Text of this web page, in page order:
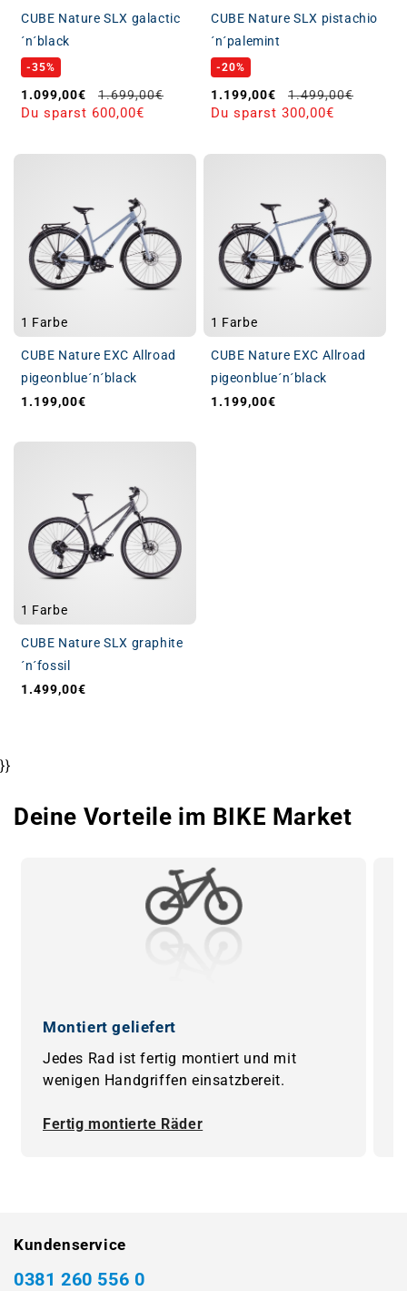
CUBE Nature SLX galactic
´n´black
-35%
Verkaufspreis
1.099,00€ Normaler Preis
1.699,00€
Du sparst 600,00€
CUBE Nature SLX pistachio
´n´palemint
-20%
Verkaufspreis
1.199,00€ Normaler Preis
1.499,00€
Du sparst 300,00€
1 Farbe
CUBE Nature EXC Allroad
pigeonblue´n´black
Normaler Preis
1.199,00€
1 Farbe
CUBE Nature EXC Allroad
pigeonblue´n´black
Normaler Preis
1.199,00€
1 Farbe
CUBE Nature SLX graphite
´n´fossil
Normaler Preis
1.499,00€
}}
Deine Vorteile im BIKE Market
Montiert geliefert
Jedes Rad ist fertig montiert und mit
wenigen Handgriffen einsatzbereit.
Fertig montierte Räder
Kundenservice
0381 260 556 0